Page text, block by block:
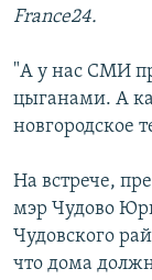
France24.
"А у нас СМИ
цыганами. А
новгородское
На встрече,
мэр Чудово
Чудовского
что дома